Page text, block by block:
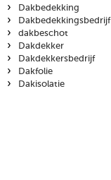
›
Dakbedekking
› Dakbedekkingsbedrijf
› dakbeschot
› Dakdekker
› Dakdekkersbedrijf
› Dakfolie
› Dakisolatie